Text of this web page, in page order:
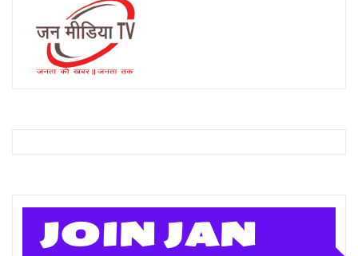
JOIN JAN